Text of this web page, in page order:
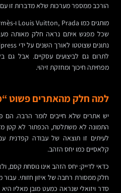
הורכב ממספר מערכות שלא מדברות זו
שכל מפגש איתם נראה חלק מאותה
לתרום גם לביצועים עסקיים. אבל גם
מפחיתה חיכוך ומחזקת זיהוי.
למה חלק מהאתרים פשוט
יש אתרים שלא חייבים לומר הרבה. הם
התמונה לא משתלטת, הכפתור לא קטן
לעיתים זו תוצאה של עבודה קפדנית עם
קלאסיים כמו יחס הזהב.
כדאי לדייק: יחס הזהב אינו נוסחת קסם,
חלק ממסורת רחבה של איזון חזותי. עבור
סדר ויזואלי שנראה כמעט מובן מאליו